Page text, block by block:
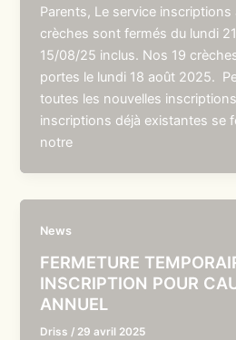
Parents, Le service inscriptions
crèches sont fermés du lundi
15/08/25 inclus. Nos 19
portes le lundi 18 août 2025.
toutes les nouvelles
inscriptions déjà existantes se
notre
News
FERMETURE
INSCRIPTION POUR
ANNUEL
Driss / 29 avril 2025